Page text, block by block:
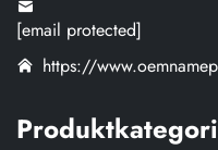
[email protected]
https://
Produktkategori